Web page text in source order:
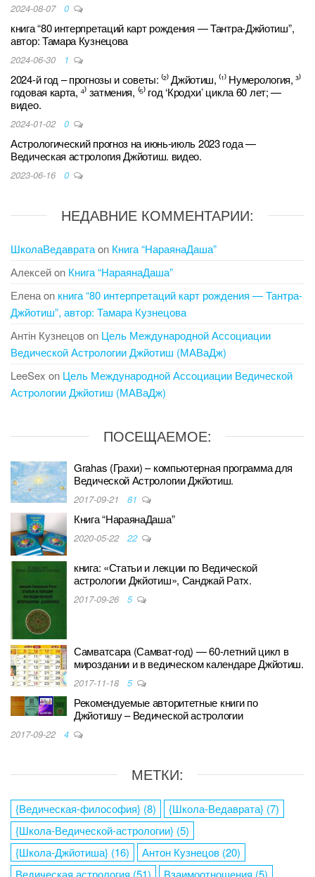
2024-08-07 0
книга “80 интерпретаций карт рождения — Тантра-Джйотиш”,
автор: Тамара Кузнецова
2024-06-30 1
2024-й год – прогнозы и советы: ⁽²⁾ Джйотиш, ⁽¹⁾ Нумерология, ³⁾
годовая карта, ⁴⁾ затмения, ⁽⁵⁾ год ‘Кродхи’ цикла 60 лет; —
видео.
2024-01-02 0
Астрологический прогноз на июнь-июль 2023 года —
Ведическая астрология Джйотиш. видео.
2023-06-16 0
НЕДАВНИЕ КОММЕНТАРИИ:
ШколаВедавратаon Книга “НараянаДаша”
Алексейon Книга “НараянаДаша”
Еленаon книга “80 интерпретаций карт рождения — Тантра-
Джйотиш”, автор: Тамара Кузнецова
Антін Кузнецовon Цель Международной Ассоциации
Ведической Астрологии Джйотиш (МАВаДж)
LeeSex on Цель Международной Ассоциации Ведической
Астрологии Джйотиш (МАВаДж)
ПОСЕЩАЕМОЕ:
Grahas (Грахи) – компьютерная программа для
Ведической Астрологии Джйотиш.
2017-09-21 81
Книга “НараянаДаша”
2020-05-22 22
книга: «Статьи и лекции по Ведической
астрологии Джйотиш», Санджай Ратх.
2017-09-26 5
Самватсара (Самват-год) — 60-летний цикл в
мироздании и в ведическом календаре Джйотиш.
2017-11-18 5
Рекомендуемые авторитетные книги по
Джйотишу – Ведической астрологии
2017-09-22 4
МЕТКИ:
{Ведическая-философия} (8) {Школа-Ведаврата} (7)
{Школа-Ведической-астрологии} (5)
{Школа-Джйотиша} (16) Антон Кузнецов (20)
Ведическая астрология (51) Взаимоотношения (5)